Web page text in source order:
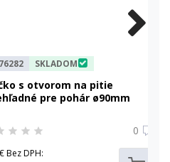
76282 SKLADOM
s otvorom na pitie
pre pohár ø90mm
0
Bez DPH: